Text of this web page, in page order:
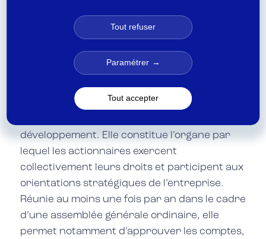
À quoi sert l’assemblée générale des
L’assemblée générale des actionnaires (AG)
réunit les actionnaires d’une société afin de
voter les décisions importantes relatives à sa
développement. Elle constitue l’organe par
lequel les actionnaires exercent
collectivement leurs droits et participent aux
orientations stratégiques de l’entreprise.
Réunie au moins une fois par an dans le cadre
d’une assemblée générale ordinaire, elle
permet notamment d’approuver les comptes,
Tout refuser
Paramétrer
Tout accepter